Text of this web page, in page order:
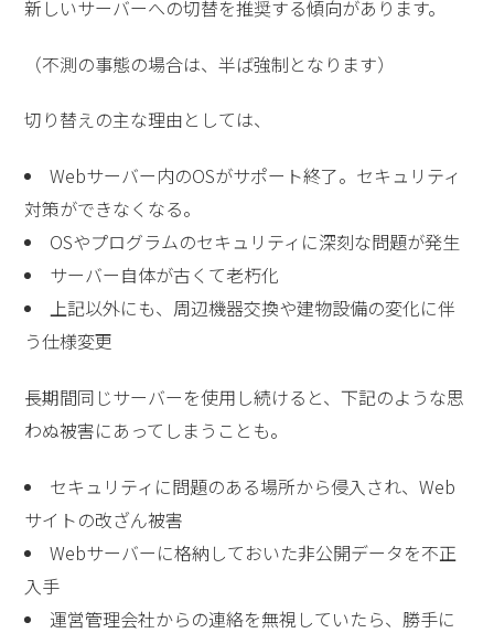
新しいサーバーへの切替を推奨する傾向があります。
（不測の事態の場合は、半ば強制となります）
切り替えの主な理由としては、
Webサーバー内のOSがサポート終了。セキュリティ
対策ができなくなる。
OSやプログラムのセキュリティに深刻な問題が発生
サーバー自体が古くて老朽化
上記以外にも、周辺機器交換や建物設備の変化に伴
う仕様変更
長期間同じサーバーを使用し続けると、下記のような思
わぬ被害にあってしまうことも。
セキュリティに問題のある場所から侵入され、Web
サイトの改ざん被害
Webサーバーに格納しておいた非公開データを不正
入手
運営管理会社からの連絡を無視していたら、勝手に